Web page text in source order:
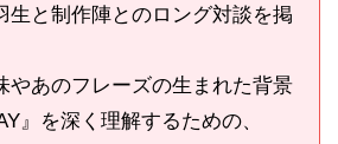
生と制作陣とのロング対談を掲
やあのフレーズの生まれた背景
』を深く理解するための、